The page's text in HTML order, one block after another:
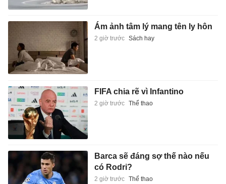
Ám ảnh tâm lý mang tên ly hôn
2 giờ trước Sách hay
FIFA chia rẽ vì Infantino
2 giờ trước Thể thao
Barca sẽ đáng sợ thế nào nếu
có Rodri?
2 giờ trước Thể thao